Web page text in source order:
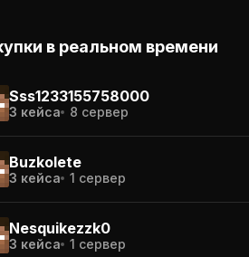
в реальном времени
Sss1233155758000
3 кейса 8 сервер
Buzkolete
3 кейса 1 сервер
Nesquikezzk0
3 кейса 1 сервер